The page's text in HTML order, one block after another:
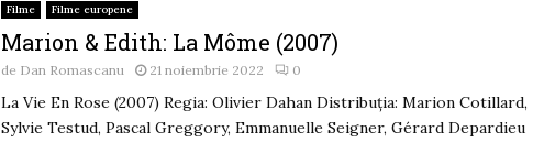
Filme Filme europene
Marion & Edith: La Môme (2007)
de Dan Romascanu 21 noiembrie 2022 0
La Vie En Rose (2007) Regia: Olivier Dahan Distribuția: Marion Cotillard,
Sylvie Testud, Pascal Greggory, Emmanuelle Seigner, Gérard Depardieu